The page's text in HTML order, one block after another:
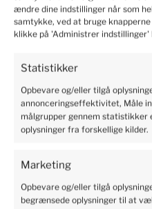
ændre dine indstillinger når som
samtykke, ved at bruge
klikke på 'Administrer
Statistikker
Opbevare og/eller tilgå
annonceringseffektivitet, Måle
målgrupper gennem statistikker
oplysninger fra forskellige kilder.
Marketing
Opbevare og/eller tilgå
begrænsede oplysninger til at
Tilføj til kurv
Jordbær Korona 10